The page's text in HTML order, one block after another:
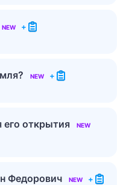
NEW +
NEW +
его открытия NEW
Федорович NEW +